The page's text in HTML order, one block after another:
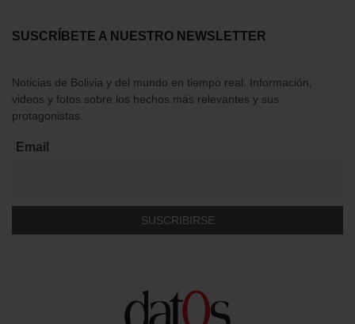
SUSCRÍBETE A NUESTRO NEWSLETTER
Noticias de Bolivia y del mundo en tiempo real. Información,
videos y fotos sobre los hechos más relevantes y sus
protagonistas.
Email